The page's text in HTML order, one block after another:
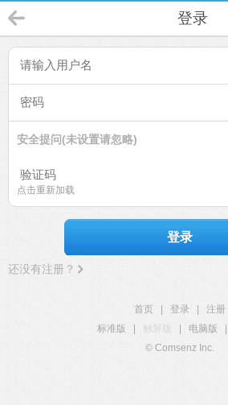
登录
安全提问(未设置请忽略)
点击重新加载
登录
还没有注册？
首页 登录
注册
标准版
触屏版 电脑版
© Comsenz Inc.